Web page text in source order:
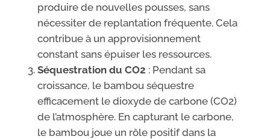
produire de nouvelles pousses, sans
nécessiter de replantation fréquente. Cela
contribue à un approvisionnement
constant sans épuiser les ressources.
Séquestration du CO2 : Pendant sa
croissance, le bambou séquestre
efficacement le dioxyde de carbone (CO2)
de l’atmosphère. En capturant le carbone,
le bambou joue un rôle positif dans la